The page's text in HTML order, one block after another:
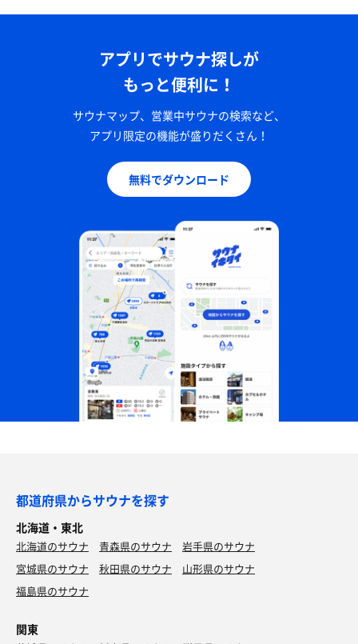
アプリでサウナ探しが
もっと便利に！
サウナマップ、営業中サウナの検索など、
アプリ限定の機能が盛りだくさん！
無料でダウンロード
都道府県からサウナを探す
北海道・東北
北海道のサウナ 青森県のサウナ
岩手県のサウナ
宮城県のサウナ
秋田県のサウナ
山形県のサウナ
福島県のサウナ
関東